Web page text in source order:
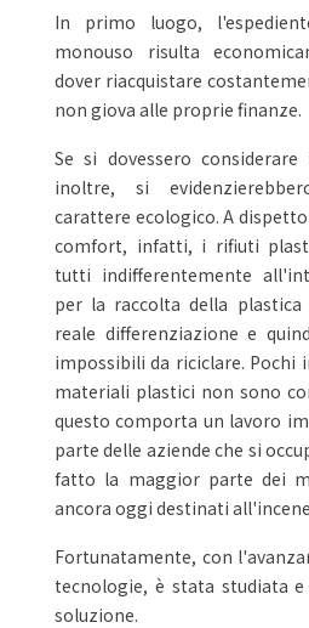
In primo luogo,
monouso risulta
dover riacquistare
non giova alle proprie finanze.
Se si dovessero
inoltre, si
carattere ecologico. A
comfort, infatti, i rifiuti
tutti indifferentemente
per la raccolta della plastica
reale differenziazione e
impossibili da riciclare. Pochi
materiali plastici non sono
questo comporta un lavoro
parte delle aziende che si
fatto la maggior parte dei
ancora oggi destinati
Fortunatamente, con
tecnologie, è stata studiata
soluzione.